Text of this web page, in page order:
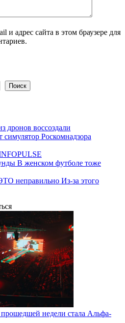
и адрес сайта в этом браузере для
Поиск
дронов воссоздали
симулятор Роскомнадзора
В женском футболе тоже
неправильно Из-за этого
недели стала Альфа-